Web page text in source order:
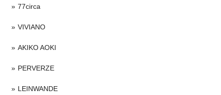
77circa
VIVIANO
AKIKO AOKI
PERVERZE
LEINWANDE